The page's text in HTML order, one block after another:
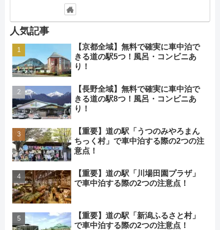
人気記事
【京都全域】無料で確実に車中泊で
きる道の駅5つ！風呂・コンビニあ
り！
【長野全域】無料で確実に車中泊で
きる道の駅8つ！風呂・コンビニあ
り！
【重要】道の駅「うつのみやろまん
ちっく村」で車中泊する際の2つの注
意点！
【重要】道の駅「川場田園プラザ」
で車中泊する際の2つの注意点！
【重要】道の駅「新潟ふるさと村」
で車中泊する際の2つの注意点！